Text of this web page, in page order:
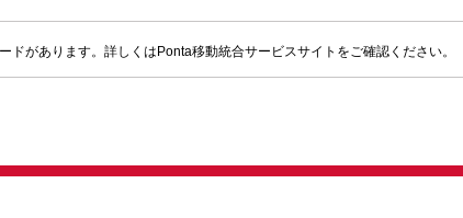
があります。詳しくはPonta移動統合サービスサイトをご確認ください。